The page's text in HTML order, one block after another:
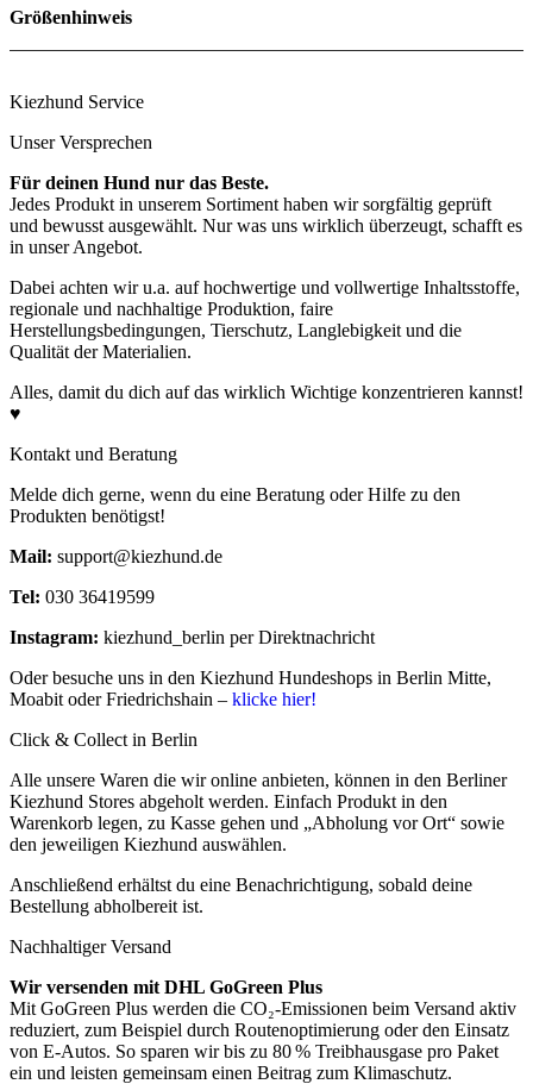
Größenhinweis
S long
M long
L
35cm
L long
35cm 50cm 30cm
Kiezhund Service
Unser Versprechen
Für deinen Hund nur das Beste.
Jedes Produkt in unserem Sortiment haben wir sorgfältig geprüft
und bewusst ausgewählt. Nur was uns wirklich überzeugt, schafft es
in unser Angebot.
Dabei achten wir u.a. auf hochwertige und vollwertige Inhaltsstoffe,
regionale und nachhaltige Produktion, faire
Herstellungsbedingungen, Tierschutz, Langlebigkeit und die
Qualität der Materialien.
Alles, damit du dich auf das wirklich Wichtige konzentrieren kannst!
♥
Kontakt und Beratung
Melde dich gerne, wenn du eine Beratung oder Hilfe zu den
Produkten benötigst!
Mail: support@kiezhund.de
Tel: 030 36419599
Instagram: kiezhund_berlin per Direktnachricht
Oder besuche uns in den Kiezhund Hundeshops in Berlin Mitte,
Moabit oder Friedrichshain – klicke hier!
Click & Collect in Berlin
Alle unsere Waren die wir online anbieten, können in den Berliner
Kiezhund Stores abgeholt werden. Einfach Produkt in den
Warenkorb legen, zu Kasse gehen und „Abholung vor Ort“ sowie
den jeweiligen Kiezhund auswählen.
Anschließend erhältst du eine Benachrichtigung, sobald deine
Bestellung abholbereit ist.
Nachhaltiger Versand
Wir versenden mit DHL GoGreen Plus
Mit GoGreen Plus werden die CO₂-Emissionen beim Versand aktiv
reduziert, zum Beispiel durch Routenoptimierung oder den Einsatz
von E-Autos. So sparen wir bis zu 80 % Treibhausgase pro Paket
ein und leisten gemeinsam einen Beitrag zum Klimaschutz.